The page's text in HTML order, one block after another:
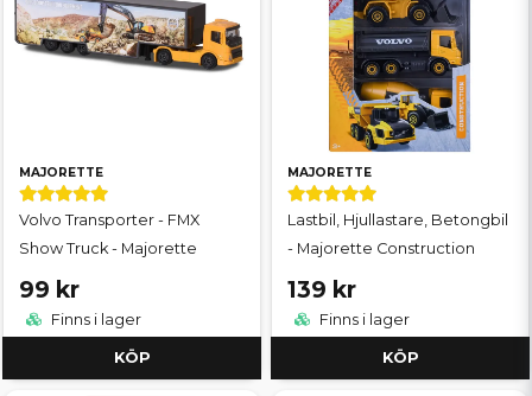
MAJORETTE
Volvo Transporter - FMX
Show Truck - Majorette
99 kr
Finns i lager
KÖP
MAJORETTE
Lastbil, Hjullastare, Betongbil
- Majorette Construction
139 kr
Finns i lager
KÖP